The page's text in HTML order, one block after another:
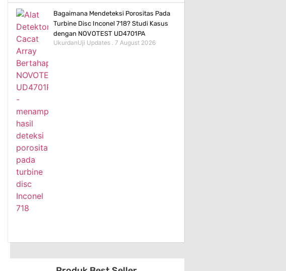
Bagaimana Mendeteksi Porositas Pada
Turbine Disc Inconel 718? Studi Kasus
dengan NOVOTEST UD4701PA
UkurdanUji Updates 7 August 2026